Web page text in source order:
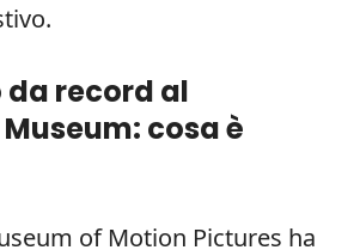
da record al
cosa è
of Motion Pictures ha